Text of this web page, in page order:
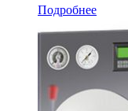
Подробнее